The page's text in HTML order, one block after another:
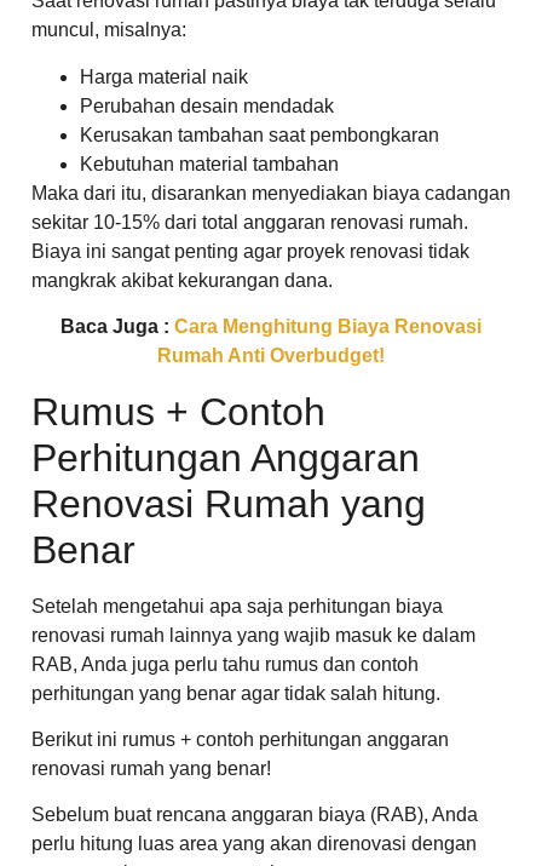
muncul, misalnya:
Harga material naik
Perubahan desain mendadak
Kerusakan tambahan saat pembongkaran
Kebutuhan material tambahan
Maka dari itu, disarankan menyediakan biaya cadangan
sekitar 10-15% dari total anggaran renovasi rumah.
Biaya ini sangat penting agar proyek renovasi tidak
mangkrak akibat kekurangan dana.
Baca Juga : Cara Menghitung Biaya Renovasi
Rumah Anti Overbudget!
Rumus + Contoh
Perhitungan Anggaran
Renovasi Rumah yang
Benar
Setelah mengetahui apa saja perhitungan biaya
renovasi rumah lainnya yang wajib masuk ke dalam
RAB, Anda juga perlu tahu rumus dan contoh
perhitungan yang benar agar tidak salah hitung.
Berikut ini rumus + contoh perhitungan anggaran
renovasi rumah yang benar!
Sebelum buat rencana anggaran biaya (RAB), Anda
perlu hitung luas area yang akan direnovasi dengan